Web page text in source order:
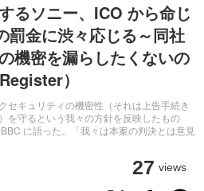
るソニー、ICO から命じ
罰金に渋々応じる～同社
機密を漏らしたくないの
）
セキュリティの機密性（それは上告手続き
を守るという我々の方針を反映したもの
に語った。「我々は本案の判決とは意見
27 views